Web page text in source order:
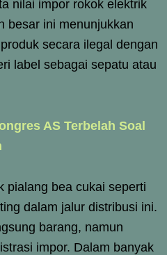
nilai impor rokok elektrik
besar ini menunjukkan
secara ilegal dengan
label sebagai sepatu atau
AS Terbelah Soal
pialang bea cukai seperti
dalam jalur distribusi ini.
barang, namun
impor. Dalam banyak